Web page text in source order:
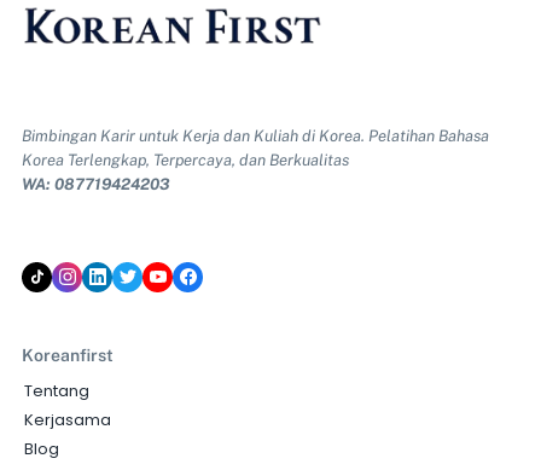
Bimbingan Karir untuk Kerja dan Kuliah di Korea. Pelatihan Bahasa
Korea Terlengkap, Terpercaya, dan Berkualitas
WA: 087719424203
Koreanfirst
Tentang
Kerjasama
Blog